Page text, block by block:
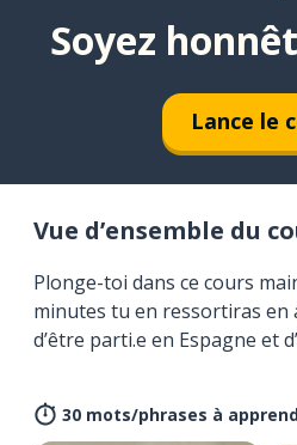
Soyez
Lance le
Vue d’ensemble du
Plonge-toi dans ce cours
minutes tu en ressortiras en
d’être parti.e en Espagne et
30 mots/phrases à